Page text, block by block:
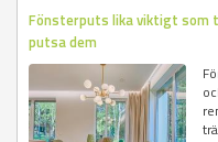
Fönsterputs lika viktigt som
putsa dem